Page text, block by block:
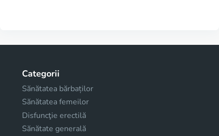
Categorii
Sănătatea bărbaților
Sănătatea femeilor
Disfuncţie erectilă
Sănătate generală